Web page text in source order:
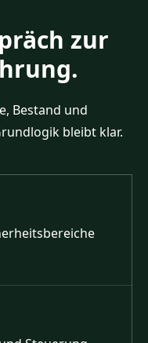
zur
Bestand und
bleibt klar.